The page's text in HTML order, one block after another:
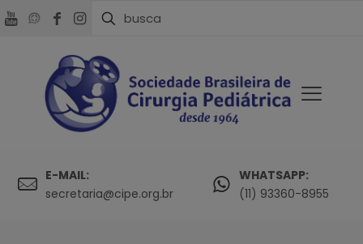
E-MAIL:
secretaria@cipe.org.br
WHATSAPP:
(11) 93360-8955